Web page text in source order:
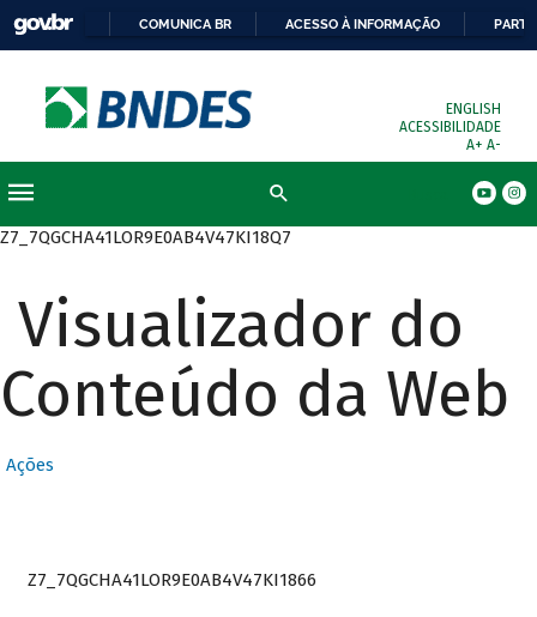
COMUNICA BR ACESSO À INFORMAÇÃO
ENGLISH
ACESSIBILIDADE
A+ A-
Z7_7QGCHA41LOR9E0AB4V47KI18Q7
Visualizador do
Conteúdo da Web
Ações
Z7_7QGCHA41LOR9E0AB4V47KI1866